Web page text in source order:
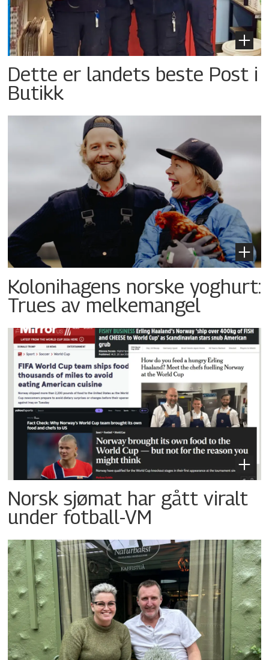
Dette er landets beste Post i
Butikk
Kolonihagens norske yoghurt:
Trues av melkemangel
Norsk sjømat har gått viralt
under fotball-VM